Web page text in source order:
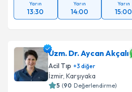
Yarın
13:30
Yarın
14:00
Yarın
15:00
Uzm. Dr. Aycan Akçalı
Acil Tıp +3 diğer
İzmir, Karşıyaka
5 (90 Değerlendirme)